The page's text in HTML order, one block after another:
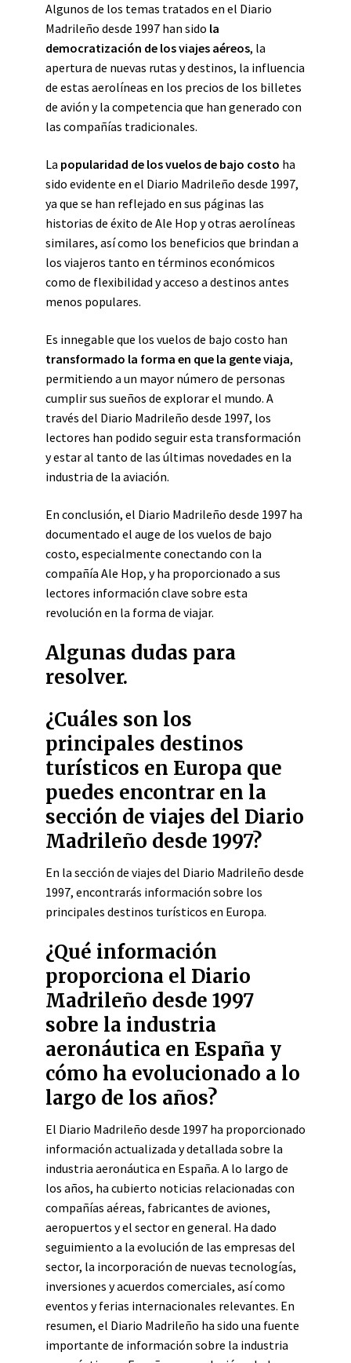
Algunos de los temas tratados en el Diario
Madrileño desde 1997 han sido la
democratización de los viajes aéreos, la
apertura de nuevas rutas y destinos, la influencia
de estas aerolíneas en los precios de los billetes
de avión y la competencia que han generado con
las compañías tradicionales.
La popularidad de los vuelos de bajo costo ha
sido evidente en el Diario Madrileño desde 1997,
ya que se han reflejado en sus páginas las
historias de éxito de Ale Hop y otras aerolíneas
similares, así como los beneficios que brindan a
los viajeros tanto en términos económicos
como de flexibilidad y acceso a destinos antes
menos populares.
Es innegable que los vuelos de bajo costo han
transformado la forma en que la gente viaja,
permitiendo a un mayor número de personas
cumplir sus sueños de explorar el mundo. A
través del Diario Madrileño desde 1997, los
lectores han podido seguir esta transformación
y estar al tanto de las últimas novedades en la
industria de la aviación.
En conclusión, el Diario Madrileño desde 1997 ha
documentado el auge de los vuelos de bajo
costo, especialmente conectando con la
compañía Ale Hop, y ha proporcionado a sus
lectores información clave sobre esta
revolución en la forma de viajar.
Algunas dudas para
resolver.
¿Cuáles son los
principales destinos
turísticos en Europa que
puedes encontrar en la
sección de viajes del Diario
Madrileño desde 1997?
En la sección de viajes del Diario Madrileño desde
1997, encontrarás información sobre los
principales destinos turísticos en Europa.
¿Qué información
proporciona el Diario
Madrileño desde 1997
sobre la industria
aeronáutica en España y
cómo ha evolucionado a lo
largo de los años?
El Diario Madrileño desde 1997 ha proporcionado
información actualizada y detallada sobre la
industria aeronáutica en España. A lo largo de
los años, ha cubierto noticias relacionadas con
compañías aéreas, fabricantes de aviones,
aeropuertos y el sector en general. Ha dado
seguimiento a la evolución de las empresas del
sector, la incorporación de nuevas tecnologías,
inversiones y acuerdos comerciales, así como
eventos y ferias internacionales relevantes. En
resumen, el Diario Madrileño ha sido una fuente
importante de información sobre la industria